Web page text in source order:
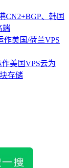
CN2+BGP、韩国
端
作美国/荷兰VPS
美国VPS云为
存储